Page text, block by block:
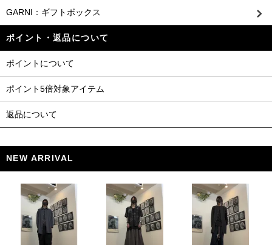
GARNI：ギフトボックス
ポイント・返品について
ポイントについて
ポイント5倍対象アイテム
返品について
NEW ARRIVAL